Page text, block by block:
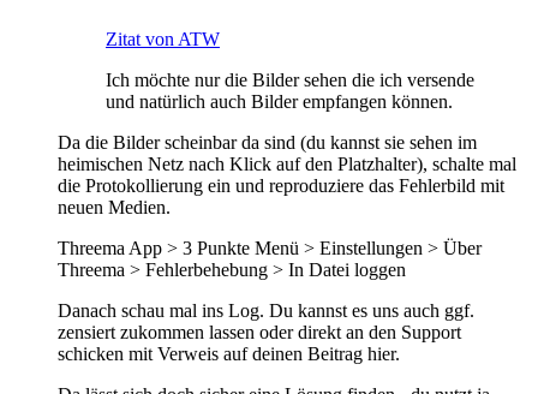
Zitat von ATW
Ich möchte nur die Bilder sehen die ich versende
und natürlich auch Bilder empfangen können.
Da die Bilder scheinbar da sind (du kannst sie sehen im
heimischen Netz nach Klick auf den Platzhalter), schalte mal
die Protokollierung ein und reproduziere das Fehlerbild mit
neuen Medien.
Threema App > 3 Punkte Menü > Einstellungen > Über
Threema > Fehlerbehebung > In Datei loggen
Danach schau mal ins Log. Du kannst es uns auch ggf.
zensiert zukommen lassen oder direkt an den Support
schicken mit Verweis auf deinen Beitrag hier.